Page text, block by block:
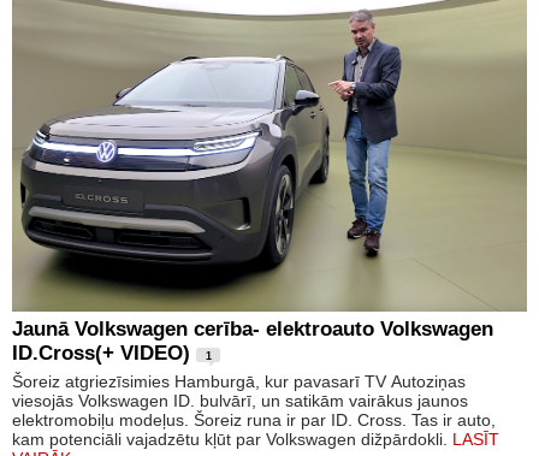
Jaunā Volkswagen cerība- elektroauto Volkswagen
ID.Cross(+ VIDEO)
1
Šoreiz atgriezīsimies Hamburgā, kur pavasarī TV Autoziņas
viesojās Volkswagen ID. bulvārī, un satikām vairākus jaunos
elektromobiļu modeļus. Šoreiz runa ir par ID. Cross. Tas ir auto,
kam potenciāli vajadzētu kļūt par Volkswagen dižpārdokli. LASĪT